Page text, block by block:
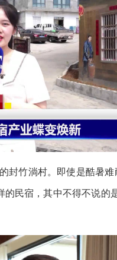
封竹淌村。即使是酷暑
民宿，其中不得不说的